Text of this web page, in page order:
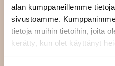
alan kumppaneillemme
sivustoamme.
tietoja muihin tietoihin, joita
kerätty, kun olet käyttänyt